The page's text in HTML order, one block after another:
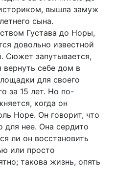
вышла замуж
сына.
Густава до Норы,
довольно известной
Сюжет запутывается,
вернуть себе дом в
для своего
за 15 лет. Но по-
когда он
Норе. Он говорит, что
для нее. Она сердито
ли он восстановить
или просто
такова жизнь, опять